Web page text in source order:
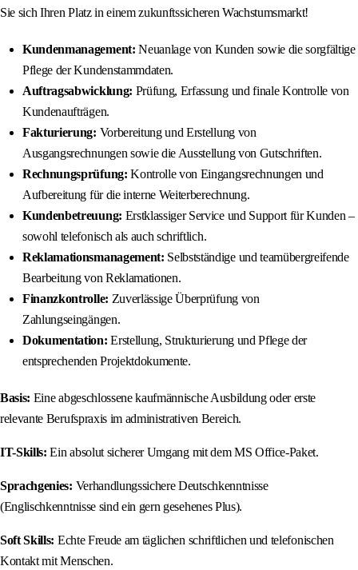
Sie sich Ihren Platz in einem zukunftssicheren Wachstumsmarkt!
Kundenmanagement: Neuanlage von Kunden sowie die sorgfältige
Pflege der Kundenstammdaten.
Auftragsabwicklung: Prüfung, Erfassung und finale Kontrolle von
Kundenaufträgen.
Fakturierung: Vorbereitung und Erstellung von
Ausgangsrechnungen sowie die Ausstellung von Gutschriften.
Rechnungsprüfung: Kontrolle von Eingangsrechnungen und
Aufbereitung für die interne Weiterberechnung.
Kundenbetreuung: Erstklassiger Service und Support für Kunden –
sowohl telefonisch als auch schriftlich.
Reklamationsmanagement: Selbstständige und teamübergreifende
Bearbeitung von Reklamationen.
Finanzkontrolle: Zuverlässige Überprüfung von
Zahlungseingängen.
Dokumentation: Erstellung, Strukturierung und Pflege der
entsprechenden Projektdokumente.
Basis: Eine abgeschlossene kaufmännische Ausbildung oder erste
relevante Berufspraxis im administrativen Bereich.
IT-Skills: Ein absolut sicherer Umgang mit dem MS Office-Paket.
Sprachgenies: Verhandlungssichere Deutschkenntnisse
(Englischkenntnisse sind ein gern gesehenes Plus).
Soft Skills: Echte Freude am täglichen schriftlichen und telefonischen
Kontakt mit Menschen.